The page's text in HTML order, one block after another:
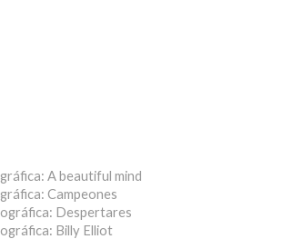
A beautiful mind
Campeones
Despertares
Billy Elliot